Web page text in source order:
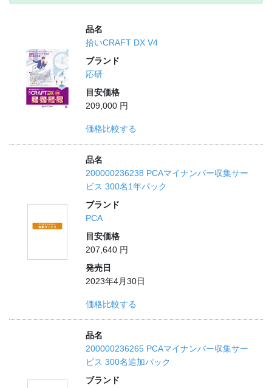
品名
拾いCRAFT DX V4
ブランド
応研
目安価格
209,000 円
価格比較する
品名
200000236238 PCAマイナンバー収集サー
ビス 300名1年パック
ブランド
PCA
目安価格
207,640 円
発売日
2023年4月30日
価格比較する
品名
200000236265 PCAマイナンバー収集サー
ビス 300名追加パック
ブランド